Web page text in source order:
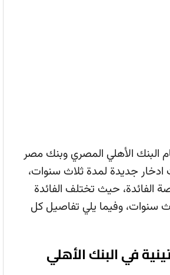
البنك الأهلي المصري وبنك مصر
ادخار جديدة لمدة ثلاث سنوات،
الفائدة، حيث تختلف الفائدة
سنوات، وفيما يلي تفاصيل كل
في البنك الأهلي